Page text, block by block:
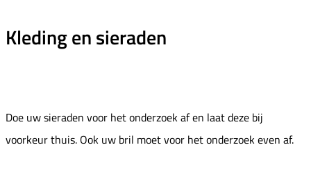
Kleding en sieraden
Doe uw sieraden voor het onderzoek af en laat deze bij
voorkeur thuis. Ook uw bril moet voor het onderzoek even af.